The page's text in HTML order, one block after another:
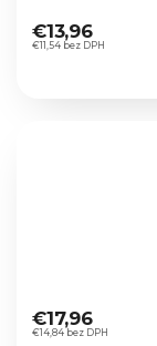
hodnotenie
produktu
€11,54 bez DPH
€13,96
hodnotenie
produktu
€14,84 bez DPH
€17,96